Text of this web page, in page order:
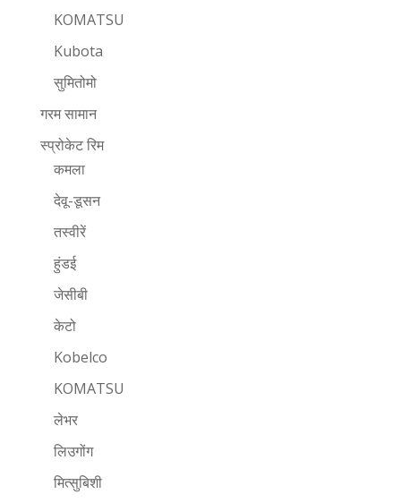
KOMATSU
Kubota
सुमितोमो
गरम सामान
स्प्रोकेट रिम
कमला
देवू-डूसन
तस्वीरें
हुंडई
जेसीबी
केटो
Kobelco
KOMATSU
लेभर
लिउगोंग
मित्सुबिशी